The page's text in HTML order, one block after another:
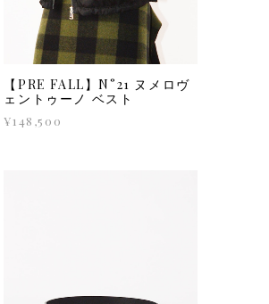
【PRE FALL】N°21 ヌメロヴ
ェントゥーノ ベスト
¥148,500